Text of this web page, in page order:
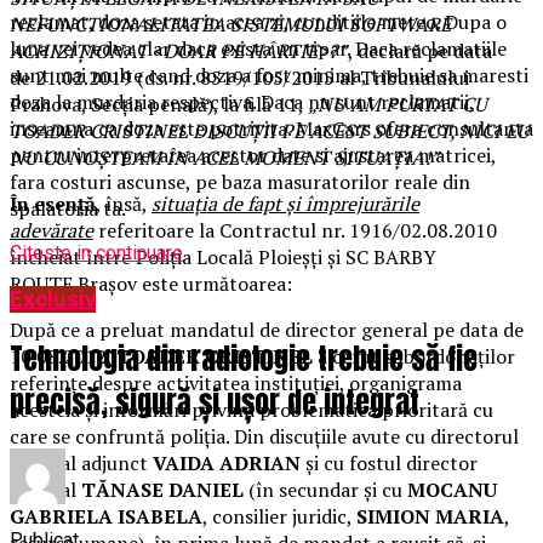
NEFUNCTIONALITATEA SISTEMULUI SOFTWARE
ACHIZIȚIONAT <DOAR PE HÂRTIE>?”, declară pe data
de 21.02.2019 (ds. nr. 8519/105/2015 al Tribunalului
Prahova, Secția penală), la filă 11, „NU AM PURTAT CU
TOADER CRISTINEL DISCUȚII PE ACEST SUBIECT, NICI EU
NU CUNOȘTEAM ÎN ACEL MOMENT SITUAȚIA!”
În esență, însă, situația de fapt și împrejurările
adevăratereferitoare la Contractul nr. 1916/02.08.2010
încheiat între Poliția Locală Ploieșți și SC BARBY
ROUTE Brașov este următoarea:
După ce a preluat mandatul de director general pe data de
10.08.2012,TOADER CRISTINEL a cerut subordonaților
referințe despre activitatea instituției, organigrama
acesteia și informări privind problematica prioritară cu
care se confruntă poliția. Din discuțiile avute cu directorul
general adjunct VAIDA ADRIANși cu fostul director
general TĂNASE DANIEL (în secundar și cuMOCANU
GABRIELA ISABELA, consilier juridic, SIMION MARIA,
reclamat, doza setata in acea zi, conditiile meteo. Dupa o
luna vei vedea clar daca exista un tipar. Daca reclamatiile
sunt mai multe cand doza a fost minima, trebuie sa maresti
doza la murdaria respectiva. Daca nu sunt reclamatii,
inseamna ca doza este potrivita. MaxCars ofera consultanta
pentru interpretarea acestor date si ajustarea matricei,
fara costuri ascunse, pe baza masuratorilor reale din
spalatoria ta.
Citeste in continuare
Exclusiv
Tehnologia din radiologie trebuie să fie
precisă, sigură și ușor de integrat